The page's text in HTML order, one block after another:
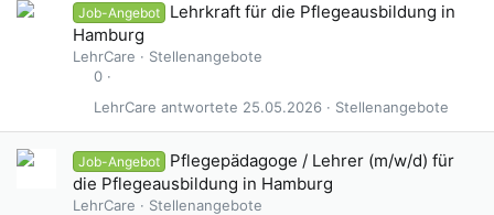
Job-Angebot
Lehrkraft für die Pflegeausbildung in
Hamburg
LehrCare
Stellenangebote
0
Stellenangebote
25.05.2026
LehrCare
Job-Angebot
Pflegepädagoge / Lehrer (m/w/d) für
die Pflegeausbildung in Hamburg
LehrCare
Stellenangebote